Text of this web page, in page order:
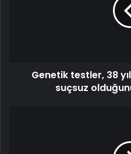
Genetik testler, 38
suçsuz